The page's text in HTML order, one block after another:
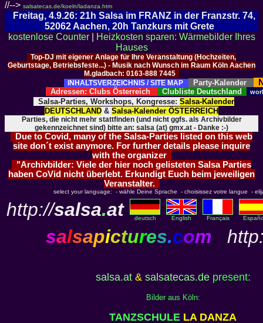
//--> salsatecas.de/koeln/ladanza.htm
Freitag, 4.9.26: 21h Salsa im FRANZ in der Franzstr. 74,
52062 Aachen, 20h Tanzkurs mit Grete
kostenlose Counter|
Heizkosten sparen: Wärmebilder Ihres
Hauses
Top-DJ mit eigener Anlage für Ihre Veranstaltung (Hochzeiten,
Geburtstage, Betriebsfeste...) - Musik nach Wunsch im Raum Köln Aachen
M.gladbach: 0163-888 7445
INHALTSVERZEICHNIS / SITE MAP
Party-Kalender
Adressen: Clubs Österreich Clubliste Deutschland
Salsa-Parties, Workshops, Kongresse: Salsa-Kalender
DEUTSCHLAND & Salsa-Kalender ÖSTERREICH
Parties, die nicht mehr stattfinden (und nicht ggfs. als Archivbilder
gekennzeichnet sind) bitte an: salsa (at) gmx.at - Danke :-)
Due to Covid, many of the Salsa-Parties listed on this web
site don´t exist anymore. For further details please inquire
with the organizer
"Archivbilder: Viele der hier noch gelisteten Salsa Parties
haben CoVid nicht überlebt. Erkundigt Euch beim jeweiligen
Veranstalter.
select your language: - wähle Deine Sprache - choisissez votre langue -
http://salsa.at deutsch English Français
salsapictures.com
salsa.at& salsatecas.depresent:
Bilder aus Köln:
TANZSCHULE LA DANZA